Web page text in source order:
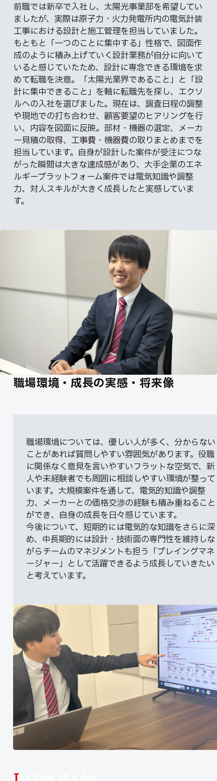
前職では新卒で入社し、太陽光事業部を希望してい
ましたが、実際は原子力・火力発電所内の電気計装
工事における設計と施工管理を担当していました。
もともと「一つのことに集中する」性格で、図面作
成のように積み上げていく設計業務が自分に向いて
いると感じていたため、設計に専念できる環境を求
めて転職を決意。「太陽光業界であること」と「設
計に集中できること」を軸に転職先を探し、エクソ
ルへの入社を選びました。現在は、調査日程の調整
や現地での打ち合わせ、顧客要望のヒアリングを行
い、内容を図面に反映。部材・機器の選定、メーカ
ー見積の取得、工事費・機器費の取りまとめまでを
担当しています。自身が設計した案件が受注につな
がった瞬間は大きな達成感があり、大手企業のエネ
ルギープラットフォーム案件では電気知識や調整
力、対人スキルが大きく成長したと実感していま
す。
職場環境・成長の実感・将来像
職場環境については、優しい人が多く、分からない
ことがあれば質問しやすい雰囲気があります。役職
に関係なく意見を言いやすいフラットな空気で、新
人や未経験者でも周囲に相談しやすい環境が整って
います。大規模案件を通して、電気的知識や調整
力、メーカーとの価格交渉の経験も積み重ねること
ができ、自身の成長を日々感じています。
今後について、短期的には電気的な知識をさらに深
め、中長期的には設計・技術面の専門性を維持しな
がらチームのマネジメントも担う「プレイングマネ
ージャー」として活躍できるよう成長していきたい
と考えています。